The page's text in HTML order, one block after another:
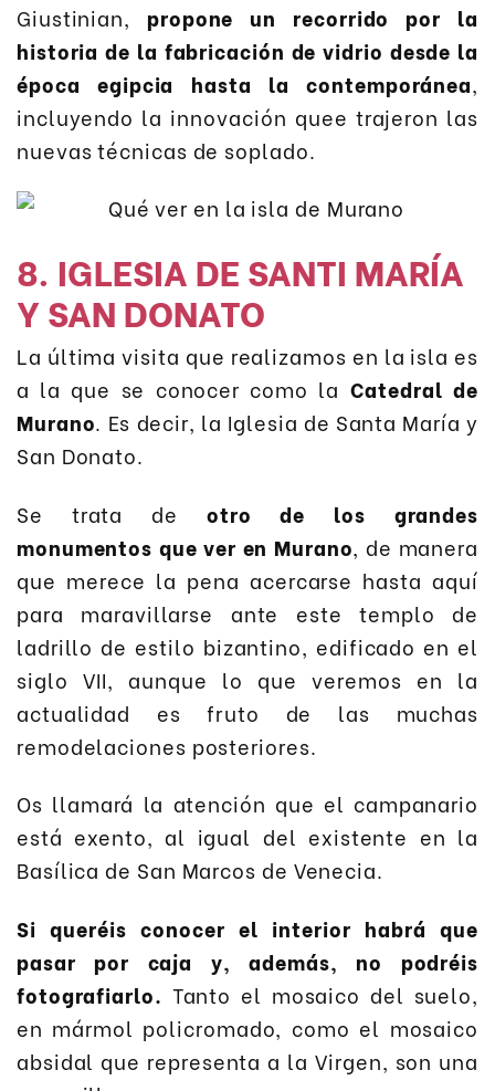
Giustinian, propone un recorrido por la
historia de la fabricación de vidrio desde la
época egipcia hasta la contemporánea,
incluyendo la innovación quee trajeron las
nuevas técnicas de soplado.
8. IGLESIA DE SANTI MARÍA
Y SAN DONATO
La última visita que realizamos en la isla es
a la que se conocer como la Catedral de
Murano. Es decir, la Iglesia de Santa María y
San Donato.
Se trata de otro de los grandes
monumentos que ver en Murano, de manera
que merece la pena acercarse hasta aquí
para maravillarse ante este templo de
ladrillo de estilo bizantino, edificado en el
siglo VII, aunque lo que veremos en la
actualidad es fruto de las muchas
remodelaciones posteriores.
Os llamará la atención que el campanario
está exento, al igual del existente en la
Basílica de San Marcos de Venecia.
Si queréis conocer el interior habrá que
pasar por caja y, además, no podréis
fotografiarlo. Tanto el mosaico del suelo,
en mármol policromado, como el mosaico
absidal que representa a la Virgen, son una